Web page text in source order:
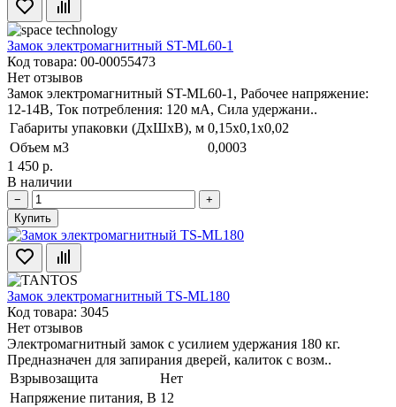
Замок электромагнитный ST-ML60-1
Код товара: 00-00055473
Нет отзывов
Замок электромагнитный ST-ML60-1, Рабочее напряжение:
12-14В, Ток потребления: 120 мА, Сила удержани..
Габариты упаковки (ДхШхВ), м 0,15x0,1x0,02
Объем м3
0,0003
1 450 р.
В наличии
−
+
Купить
Замок электромагнитный TS-ML180
Код товара: 3045
Нет отзывов
Электромагнитный замок с усилием удержания 180 кг.
Предназначен для запирания дверей, калиток с возм..
Взрывозащита
Нет
Напряжение питания, В 12